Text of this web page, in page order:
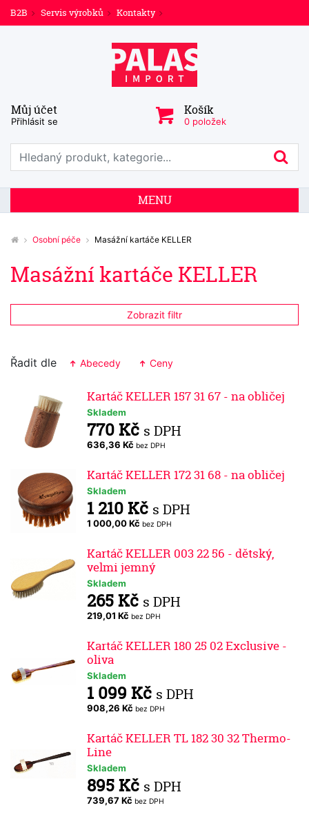
B2B Servis výrobků Kontakty
Můj účet
Přihlásit se
Košík
0 položek
Prohledat web
MENU
Osobní péče Masážní kartáče KELLER
Masážní kartáče KELLER
Zobrazit filtr
Řadit dle Abecedy Ceny
Kartáč KELLER 157 31 67 - na obličej
Skladem
770 Kč s DPH
636,36 Kč bez DPH
Kartáč KELLER 172 31 68 - na obličej
Skladem
1 210 Kč s DPH
1 000,00 Kč bez DPH
Kartáč KELLER 003 22 56 - dětský,
velmi jemný
Skladem
265 Kč s DPH
219,01 Kč bez DPH
Kartáč KELLER 180 25 02 Exclusive -
oliva
Skladem
1 099 Kč s DPH
908,26 Kč bez DPH
Kartáč KELLER TL 182 30 32 Thermo-
Line
Skladem
895 Kč s DPH
739,67 Kč bez DPH